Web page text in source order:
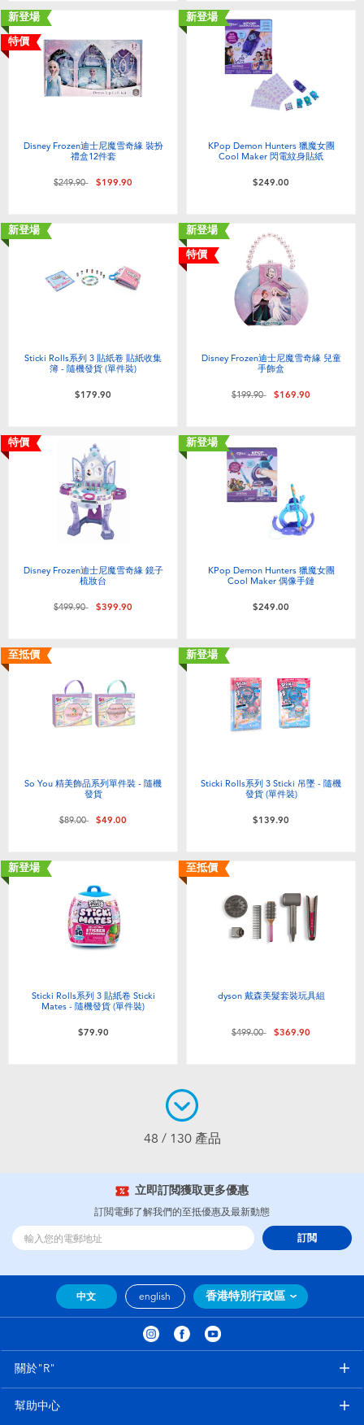
新登場
特價
Disney Frozen迪士尼魔雪奇緣 裝扮
禮盒12件套
價格從
$249.90至$199.90
新登場
KPop Demon Hunters 獵魔女團
Cool Maker 閃電紋身貼紙
$249.00
新登場
Sticki Rolls系列 3 貼紙卷 貼紙收集
簿 - 隨機發貨 (單件裝)
$179.90
新登場
特價
Disney Frozen迪士尼魔雪奇緣 兒童
手飾盒
價格從
$199.90至$169.90
特價
Disney Frozen迪士尼魔雪奇緣 鏡子
梳妝台
價格從
$499.90至$399.90
新登場
KPop Demon Hunters 獵魔女團
Cool Maker 偶像手鏈
$249.00
至抵價
So You 精美飾品系列單件裝 - 隨機
發貨
價格從
$89.00至$49.00
新登場
Sticki Rolls系列 3 Sticki 吊墜 - 隨機
發貨 (單件裝)
$139.90
新登場
Sticki Rolls系列 3 貼紙卷 Sticki
Mates - 隨機發貨 (單件裝)
$79.90
至抵價
dyson 戴森美髮套裝玩具組
價格從
$499.00至$369.90
48 / 130 產品
立即訂閲獲取更多優惠
訂閲電郵了解我們的至抵優惠及最新動態
訂閲
中文 english 香港特別行政區
關於"R"
幫助中心